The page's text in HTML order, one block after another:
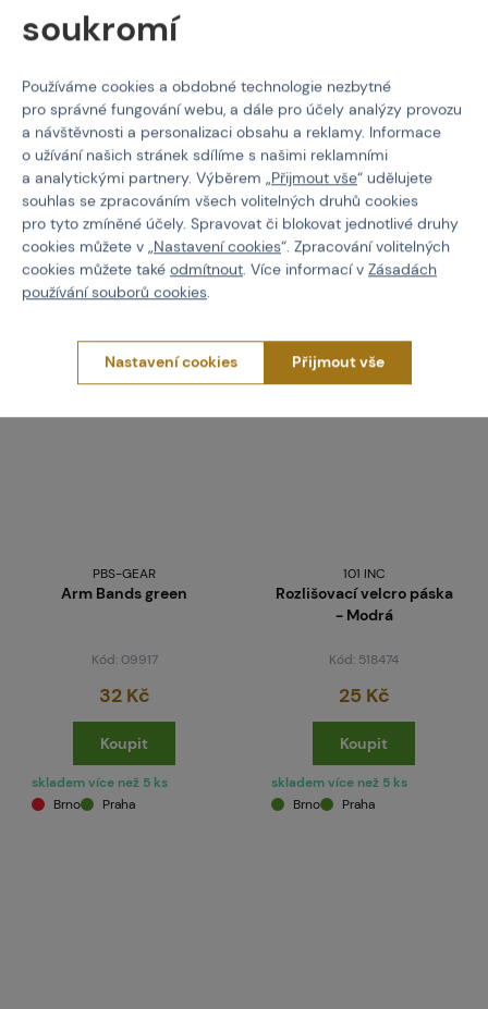
Nášivka 3D PVC krevní
skupina
Kód: M-518467
79 Kč
Detail
Rozlišovací velcro páska
- Červená
Kód: 518473
25 Kč
Koupit
skladem více než 5 ks
PBS-GEAR
Arm Bands green
Kód: 09917
32 Kč
Koupit
skladem více než 5 ks
Brno
Praha
101 INC
Rozlišovací velcro páska
- Modrá
Kód: 518474
25 Kč
Koupit
skladem více než 5 ks
Brno
Praha
soukromí
Používáme cookies a obdobné technologie nezbytné
pro správné fungování webu, a dále pro účely analýzy provozu
a návštěvnosti a personalizaci obsahu a reklamy. Informace
o užívání našich stránek sdílíme s našimi reklamními
a analytickými partnery. Výběrem „Přijmout vše“ udělujete
souhlas se zpracováním všech volitelných druhů cookies
pro tyto zmíněné účely. Spravovat či blokovat jednotlivé druhy
cookies můžete v „Nastavení cookies“. Zpracování volitelných
cookies můžete také odmítnout. Více informací v Zásadách
používání souborů cookies.
Nastavení cookies Přijmout vše